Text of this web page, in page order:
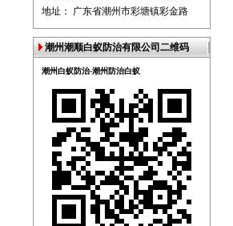
地址： 广东省潮州市彩塘镇彩金路
潮州潮顺白蚁防治有限公司二维码
潮州白蚁防治-潮州防治白蚁